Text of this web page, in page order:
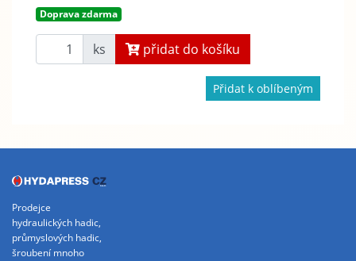
Doprava zdarma
ks přidat do košíku
Přidat k oblíbeným
Prodejce
hydraulických hadic,
průmyslových hadic,
šroubení mnoho